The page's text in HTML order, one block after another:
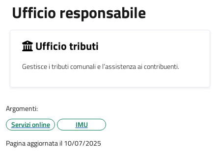
Ufficio responsabile
Ufficio tributi
Gestisce i tributi comunali e l’assistenza ai contribuenti.
Argomenti:
Servizi online
IMU
Pagina aggiornata il 10/07/2025